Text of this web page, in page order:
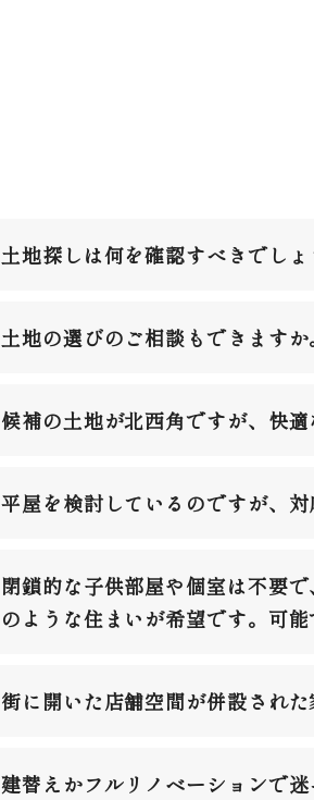
土地探しは何を確認すべきでし
土地の選びのご相談もできますか
候補の土地が北西角ですが、快
平屋を検討しているのですが、
閉鎖的な子供部屋や個室は不要
のような住まいが希望です。可能
街に開いた店舗空間が併設され
建替えかフルリノベーションで